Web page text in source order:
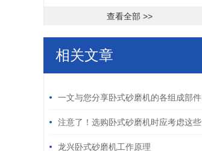
查看全部 >>
相关文章
一文与您分享卧式砂磨机的各组成部件
功能特点
注意了！选购卧式砂磨机时应考虑这些
关键因素
龙兴卧式砂磨机工作原理